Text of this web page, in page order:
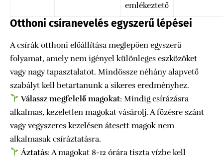
emlékeztető
Otthoni csíranevelés egyszerű lépései
A csírák otthoni előállítása meglepően egyszerű
folyamat, amely nem igényel különleges eszközöket
vagy nagy tapasztalatot. Mindössze néhány alapvető
szabályt kell betartanunk a sikeres eredményhez.
Válassz megfelelő magokat: Mindig csírázásra
alkalmas, kezeletlen magokat vásárolj. A főzésre szánt
vagy vegyszeres kezelésen átesett magok nem
alkalmasak csíráztatásra.
Áztatás: A magokat 8-12 órára tiszta vízbe kell